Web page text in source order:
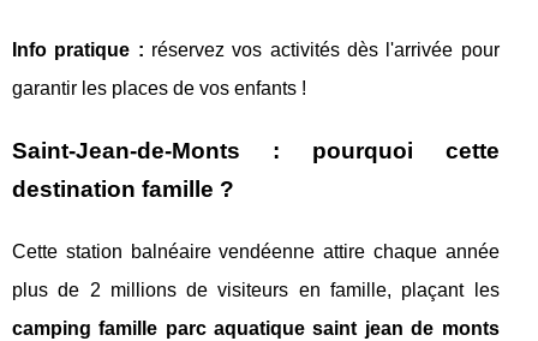
Info pratique : réservez vos activités dès l'arrivée pour
garantir les places de vos enfants !
Saint-Jean-de-Monts : pourquoi cette
destination famille ?
Cette station balnéaire vendéenne attire chaque année
plus de 2 millions de visiteurs en famille, plaçant les
camping famille parc aquatique saint jean de monts